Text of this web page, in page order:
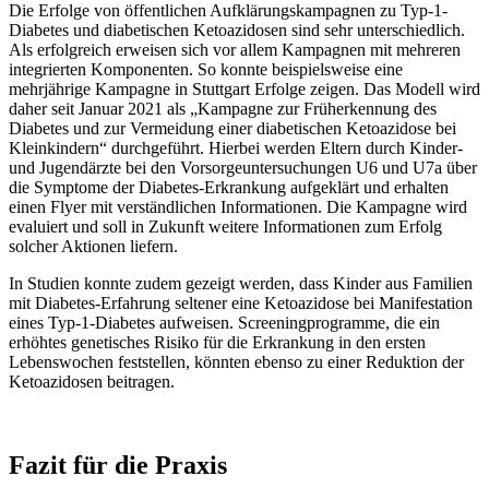
Die Erfolge von öffentlichen Aufklärungskampagnen zu Typ-1-
Diabetes und diabetischen Ketoazidosen sind sehr unterschiedlich.
Als erfolgreich erweisen sich vor allem Kampagnen mit mehreren
integrierten Komponenten. So konnte beispielsweise eine
mehrjährige Kampagne in Stuttgart Erfolge zeigen. Das Modell wird
daher seit Januar 2021 als „Kampagne zur Früherkennung des
Diabetes und zur Vermeidung einer diabetischen Ketoazidose bei
Kleinkindern“ durchgeführt. Hierbei werden Eltern durch Kinder-
und Jugendärzte bei den Vorsorgeuntersuchungen U6 und U7a über
die Symptome der Diabetes-Erkrankung aufgeklärt und erhalten
einen Flyer mit verständlichen Informationen. Die Kampagne wird
evaluiert und soll in Zukunft weitere Informationen zum Erfolg
solcher Aktionen liefern.
In Studien konnte zudem gezeigt werden, dass Kinder aus Familien
mit Diabetes-Erfahrung seltener eine Ketoazidose bei Manifestation
eines Typ-1-Diabetes aufweisen. Screeningprogramme, die ein
erhöhtes genetisches Risiko für die Erkrankung in den ersten
Lebenswochen feststellen, könnten ebenso zu einer Reduktion der
Ketoazidosen beitragen.
Fazit für die Praxis